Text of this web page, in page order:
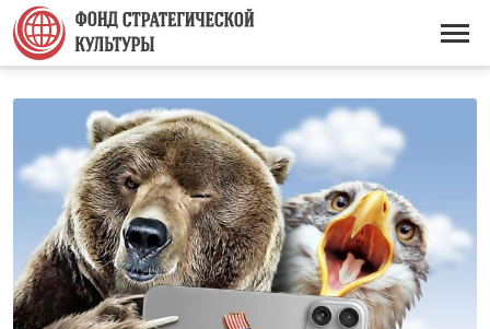
Перейти
основному
содержанию
Основная